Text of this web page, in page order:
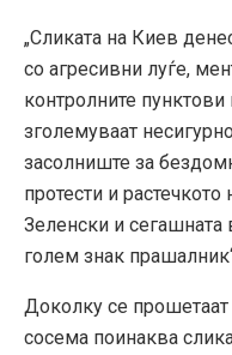
„Сликата на Киев
со агресивни луѓе,
контролните
зголемуваат
засолниште за
протести и
Зеленски и сегашната
голем знак
Доколку се прошетаат
сосема поинаква